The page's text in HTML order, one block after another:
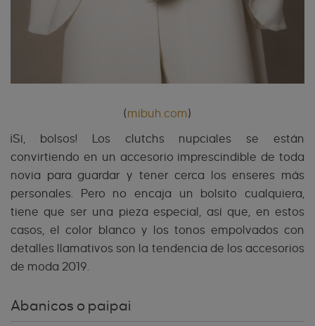
(mibuh.com)
¡Sí, bolsos! Los clutchs nupciales se están
convirtiendo en un accesorio imprescindible de toda
novia para guardar y tener cerca los enseres más
personales. Pero no encaja un bolsito cualquiera,
tiene que ser una pieza especial, así que, en estos
casos, el color blanco y los tonos empolvados con
detalles llamativos son la tendencia de los accesorios
de moda 2019.
Abanicos o paipai